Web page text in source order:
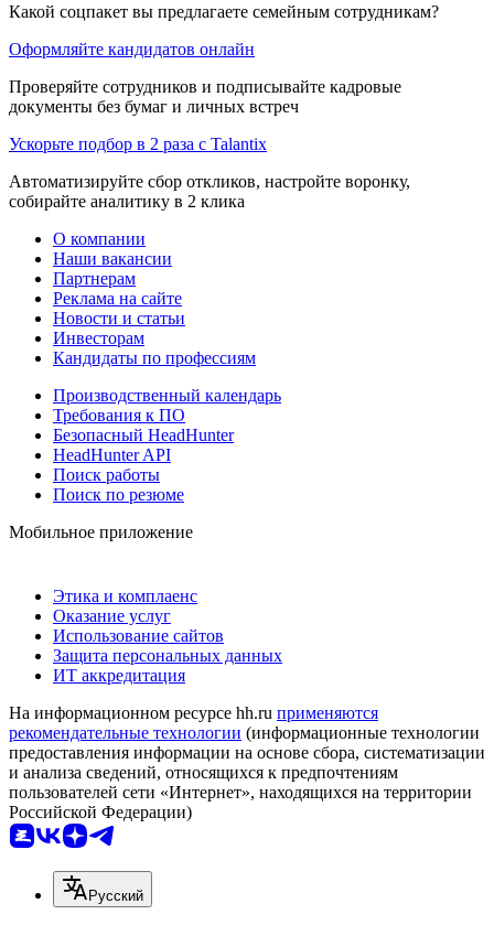
Какой соцпакет вы предлагаете семейным сотрудникам?
Оформляйте кандидатов онлайн
Проверяйте сотрудников и подписывайте кадровые
документы без бумаг и личных встреч
Ускорьте подбор в 2 раза с Talantix
Автоматизируйте сбор откликов, настройте воронку,
собирайте аналитику в 2 клика
О компании
Наши вакансии
Партнерам
Реклама на сайте
Новости и статьи
Инвесторам
Кандидаты по профессиям
Производственный календарь
Требования к ПО
Безопасный HeadHunter
HeadHunter API
Поиск работы
Поиск по резюме
Мобильное приложение
Этика и комплаенс
Оказание услуг
Использование сайтов
Защита персональных данных
ИТ аккредитация
На информационном ресурсе hh.ru применяются
рекомендательные технологии (информационные технологии
предоставления информации на основе сбора, систематизации
и анализа сведений, относящихся к предпочтениям
пользователей сети «Интернет», находящихся на территории
Российской Федерации)
Русский